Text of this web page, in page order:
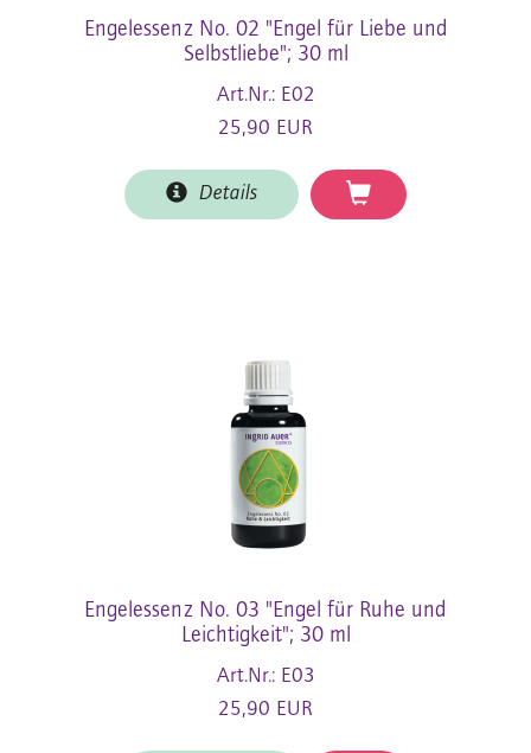
Engelessenz No. 02 "Engel für Liebe und
Selbstliebe"; 30 ml
Art.Nr.: E02
25,90 EUR
Details
Engelessenz No. 03 "Engel für Ruhe und
Leichtigkeit"; 30 ml
Art.Nr.: E03
25,90 EUR